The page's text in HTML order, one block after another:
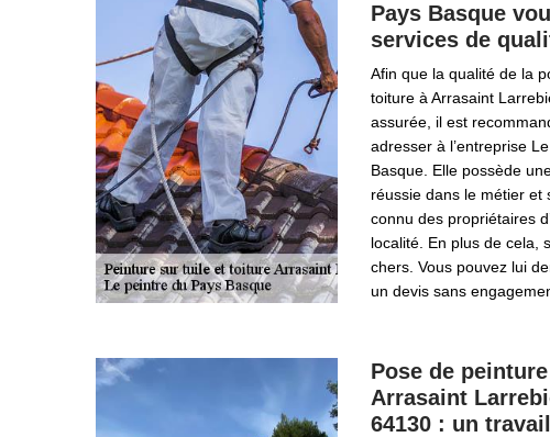
Pays Basque
services de
Afin que la qualité de la
toiture à Arrasaint
assurée, il est
adresser à l’entreprise
Basque. Elle possède
réussie dans le métier et
connu des propriétaires
localité. En plus de cela,
chers. Vous pouvez lui
un devis sans
Pose de
Arrasaint
64130 : un